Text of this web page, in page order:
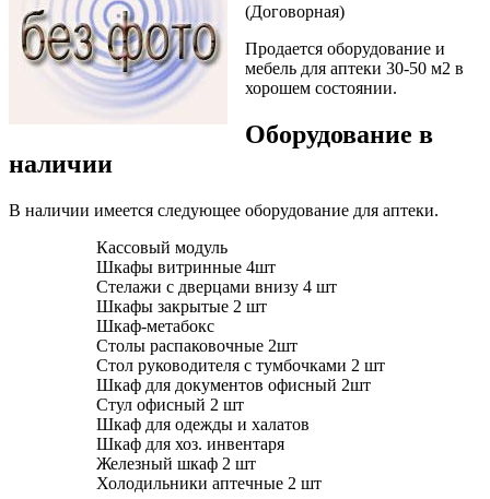
(Договорная)
Продается оборудование и
мебель для аптеки 30-50 м2 в
хорошем состоянии.
Оборудование в
наличии
В наличии имеется следующее оборудование для аптеки.
Кассовый модуль
Шкафы витринные 4шт
Стелажи с дверцами внизу 4 шт
Шкафы закрытые 2 шт
Шкаф-метабокс
Столы распаковочные 2шт
Стол руководителя с тумбочками 2 шт
Шкаф для документов офисный 2шт
Стул офисный 2 шт
Шкаф для одежды и халатов
Шкаф для хоз. инвентаря
Железный шкаф 2 шт
Холодильники аптечные 2 шт